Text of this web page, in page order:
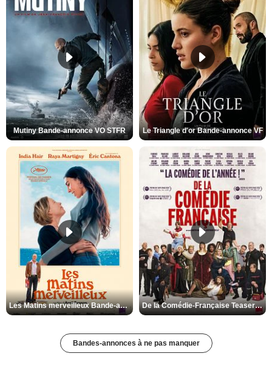
Mutiny Bande-annonce VO STFR Le Triangle d'or Bande-annonce VF
Les Matins merveilleux Bande-annonce VF De la Comédie-Française Teaser VF
Bandes-annonces à ne pas manquer